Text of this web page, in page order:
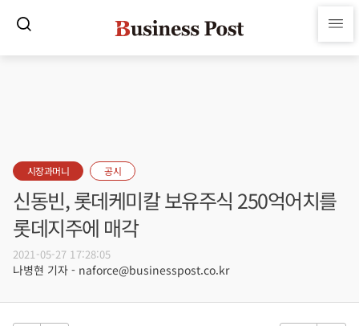
시장과머니 공시
신동빈, 롯데케미칼 보유주식 250억어치를
롯데지주에 매각
2021-05-27 17:28:05
나병현 기자 - naforce@businesspost.co.kr